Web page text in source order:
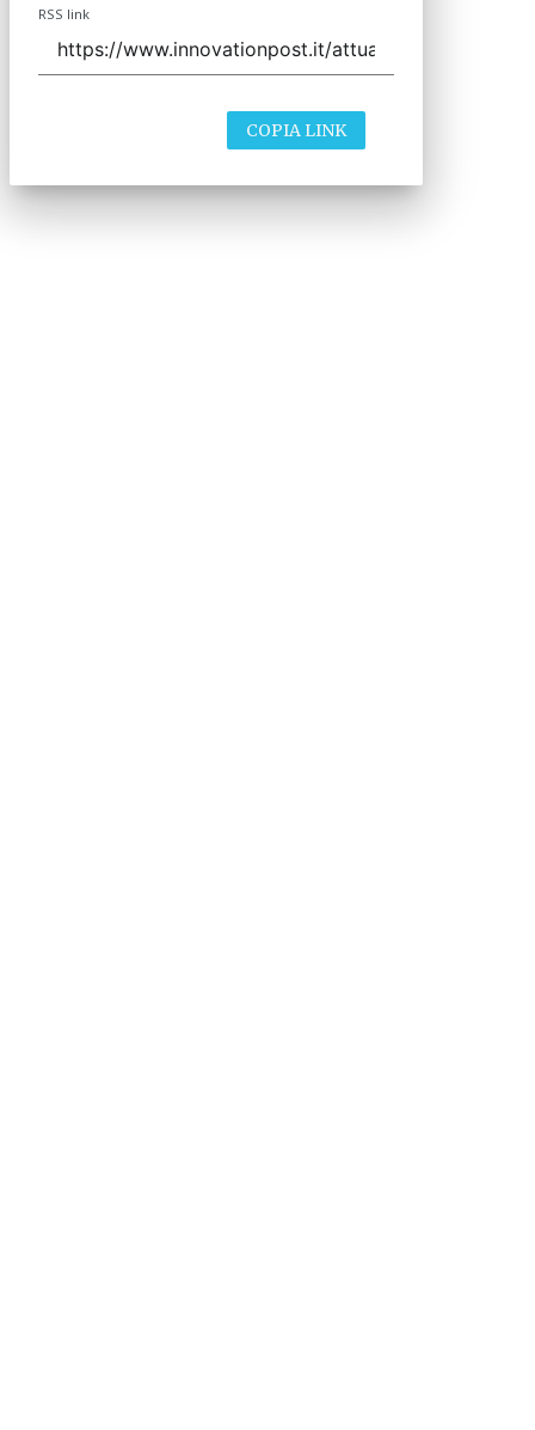
RSS link
COPIA LINK